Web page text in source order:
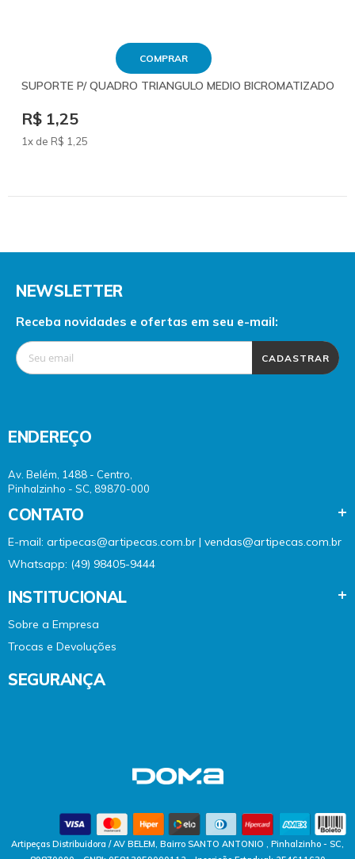
COMPRAR
SUPORTE P/ QUADRO TRIANGULO MEDIO BICROMATIZADO
R$ 1,25
1x de R$ 1,25
NEWSLETTER
Receba novidades e ofertas em seu e-mail:
CADASTRAR
ENDEREÇO
Av. Belém, 1488 - Centro,
Pinhalzinho - SC, 89870-000
CONTATO
E-mail: artipecas@artipecas.com.br | vendas@artipecas.com.br
Whatsapp: (49) 98405-9444
INSTITUCIONAL
Sobre a Empresa
Trocas e Devoluções
SEGURANÇA
Artipeças Distribuidora / AV BELEM, Bairro SANTO ANTONIO , Pinhalzinho - SC,